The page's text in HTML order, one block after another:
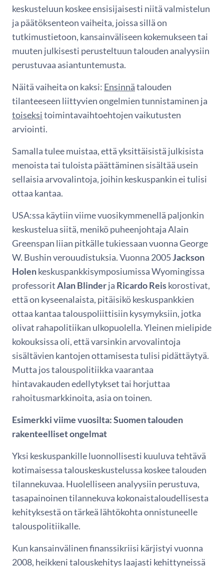
keskusteluun koskee ensisijaisesti niitä valmistelun
ja päätöksenteon vaiheita, joissa sillä on
tutkimustietoon, kansainväliseen kokemukseen tai
muuten julkisesti perusteltuun talouden analyysiin
perustuvaa asiantuntemusta.
Näitä vaiheita on kaksi: Ensinnätalouden
tilanteeseen liittyvien ongelmien tunnistaminen ja
toiseksitoimintavaihtoehtojen vaikutusten
arviointi.
Samalla tulee muistaa, että yksittäisistä julkisista
menoista tai tuloista päättäminen sisältää usein
sellaisia arvovalintoja, joihin keskuspankin ei tulisi
ottaa kantaa.
USA:ssa käytiin viime vuosikymmenellä paljonkin
keskustelua siitä, menikö puheenjohtaja Alain
Greenspan liian pitkälle tukiessaan vuonna George
W. Bushin verouudistuksia. Vuonna 2005Jackson
Holenkeskuspankkisymposiumissa Wyomingissa
professoritAlan Blinderja Ricardo Reiskorostivat,
että on kyseenalaista, pitäisikö keskuspankkien
ottaa kantaa talouspoliittisiin kysymyksiin, jotka
olivat rahapolitiikan ulkopuolella. Yleinen mielipide
kokouksissa oli, että varsinkin arvovalintoja
sisältävien kantojen ottamisesta tulisi pidättäytyä.
Mutta jos talouspolitiikka vaarantaa
hintavakauden edellytykset tai horjuttaa
rahoitusmarkkinoita, asia on toinen.
Esimerkki viime vuosilta: Suomen talouden
rakenteelliset ongelmat
Yksi keskuspankille luonnollisesti kuuluva tehtävä
kotimaisessa talouskeskustelussa koskee talouden
tilannekuvaa. Huolelliseen analyysiin perustuva,
tasapainoinen tilannekuva kokonaistaloudellisesta
kehityksestä on tärkeä lähtökohta onnistuneelle
talouspolitiikalle.
Kun kansainvälinen finanssikriisi kärjistyi vuonna
2008, heikkeni talouskehitys laajasti kehittyneissä